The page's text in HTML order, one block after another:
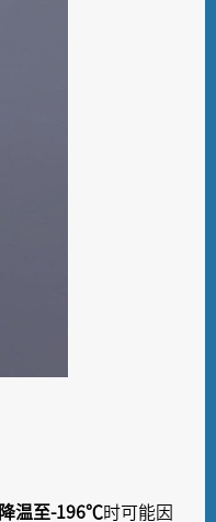
温至-196℃时可能因